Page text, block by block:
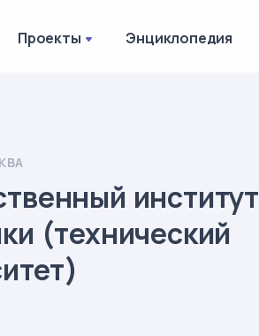
Проекты Энциклопедия
институт
(технический